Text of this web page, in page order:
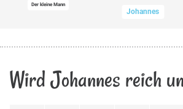
Der kleine Mann
Johannes
Wird Johannes reich